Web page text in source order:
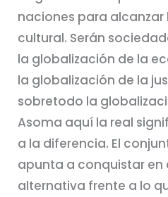
naciones para alcanzar
cultural. Serán
la globalización de la
la globalización de la
sobretodo la
Asoma aquí la real
a la diferencia. El
apunta a conquistar en
alternativa frente a lo